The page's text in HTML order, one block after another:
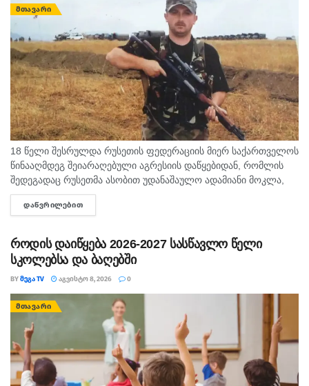
ᲛᲗᲐᲕᲐᲠᲘ
18 წელი შესრულდა რუსეთის ფედერაციის მიერ საქართველოს
წინააღმდეგ შეიარაღებული აგრესიის დაწყებიდან, რომლის
შედეგადაც რუსეთმა ასობით უდანაშაულო ადამიანი მოკლა,
დაიპყრო აფხაზეთი და ცხინვალის რეგიონი. ამ სტატიაში
აგვისტოს გმირი გოგიტა მაკრახიძის შესახებ...
ᲓᲐᲬᲕᲠᲘᲚᲔᲑᲘᲗ
როდის დაიწყება 2026-2027 სასწავლო წელი
სკოლებსა და ბაღებში
BYᲛᲔᲒᲐ TV ᲐᲒᲕᲘᲡᲢᲝ 8, 2026 0
ᲛᲗᲐᲕᲐᲠᲘ